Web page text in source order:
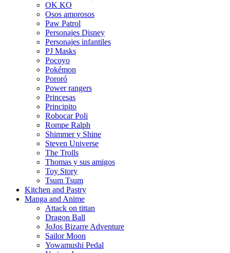
OK KO
Osos amorosos
Paw Patrol
Personajes Disney
Personajes infantiles
PJ Masks
Pocoyo
Pokémon
Pororó
Power rangers
Princesas
Principito
Robocar Poli
Rompe Ralph
Shimmer y Shine
Steven Universe
The Trolls
Thomas y sus amigos
Toy Story
Tsum Tsum
Kitchen and Pastry
Manga and Anime
Attack on tittan
Dragon Ball
JoJos Bizarre Adventure
Sailor Moon
Yowamushi Pedal